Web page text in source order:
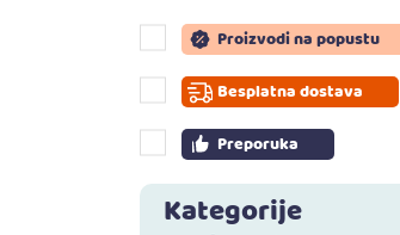
Proizvodi na popustu
Besplatna dostava
Preporuka
Kategorije